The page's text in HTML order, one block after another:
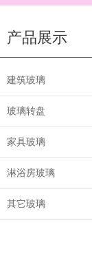
产品展示
建筑玻璃
玻璃转盘
家具玻璃
淋浴房玻璃
其它玻璃